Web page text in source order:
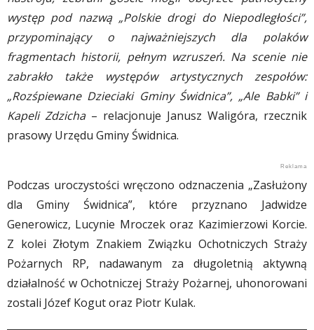
występ pod nazwą „Polskie drogi do Niepodległości”,
przypominający o najważniejszych dla polaków
fragmentach historii, pełnym wzruszeń. Na scenie nie
zabrakło także występów artystycznych zespołów:
„Rozśpiewane Dzieciaki Gminy Świdnica”, „Ale Babki” i
Kapeli Zdzicha– relacjonuje Janusz Waligóra, rzecznik
prasowy Urzędu Gminy Świdnica.
Podczas uroczystości wręczono odznaczenia „Zasłużony
dla Gminy Świdnica”, które przyznano Jadwidze
Generowicz, Lucynie Mroczek oraz Kazimierzowi Korcie.
Z kolei Złotym Znakiem Związku Ochotniczych Straży
Pożarnych RP, nadawanym za długoletnią aktywną
działalność w Ochotniczej Straży Pożarnej, uhonorowani
zostali Józef Kogut oraz Piotr Kulak.